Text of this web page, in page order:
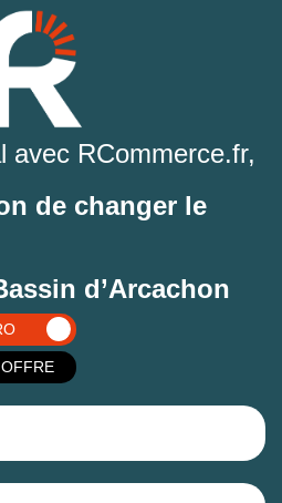
avec RCommerce.fr,
de changer le
d’Arcachon
OFFRE